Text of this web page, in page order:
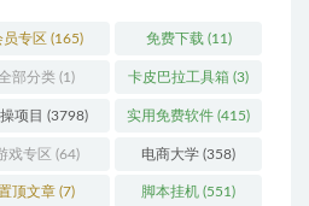
员专区 (165) 免费下载 (11)
部分类 (1) 卡皮巴拉工具箱 (3)
项目 (3798) 实用免费软件 (415)
戏专区 (64) 电商大学 (358)
顶文章 (7) 脚本挂机 (551)